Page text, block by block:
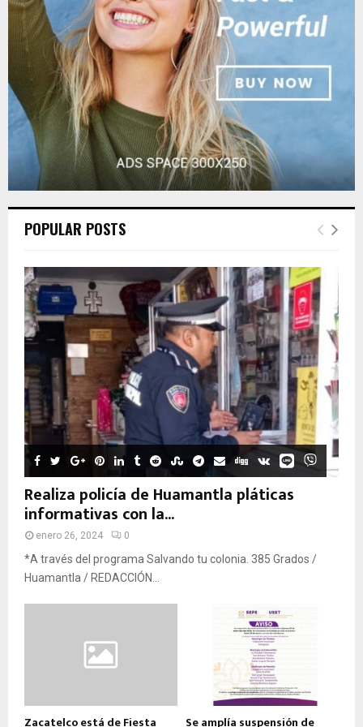
C
POPULAR POSTS
Realiza policía de Huamantla pláticas
informativas con la...
enero 26, 2024 0
*A través del programa Salvando tu colonia. 385 Grados /
Huamantla / REDACCIÓN...
Zacatelco está de Fiesta Se amplía suspensión de